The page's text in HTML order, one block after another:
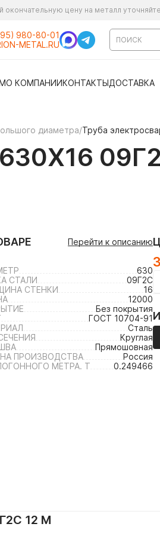
окончательную цену на металл
980-80-01
METAL.RU
О КОМПАНИИКОНТАКТЫДОСТАВКА
диаметра/Труба
Перейти к описанию
630
СТАЛИ
09Г2С
СТЕНКИ
16
12000
Без покрытия
ГОСТ 10704-91
Сталь
Круглая
Прямошовная
ПРОИЗВОДСТВА
Россия
МЕТРА. Т
0.249466
12 М